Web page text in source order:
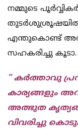
നമ്മുടെ
തുടർശുശ്രൂഷയിൽ
എന്തുകൊണ്ട്
സഹകരിച്ചു
” കർത്താവു
കാര്യങ്ങളും
അത്ഭുത
വിവരിച്ചു